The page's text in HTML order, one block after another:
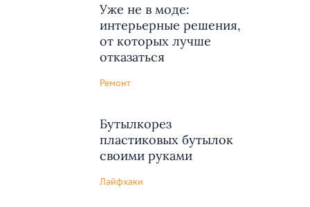
Уже не в моде:
интерьерные решения,
от которых лучше
отказаться
Ремонт
Бутылкорез
пластиковых бутылок
своими руками
Лайфхаки